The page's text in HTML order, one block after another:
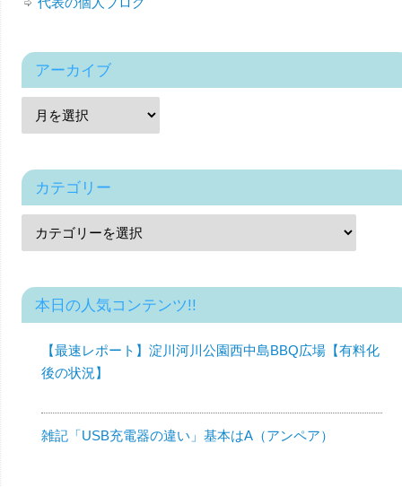
アーカイブ
カテゴリー
本日の人気コンテンツ!!
【最速レポート】淀川河川公園西中島BBQ広場【有料化
後の状況】
雑記「USB充電器の違い」基本はA（アンペア）